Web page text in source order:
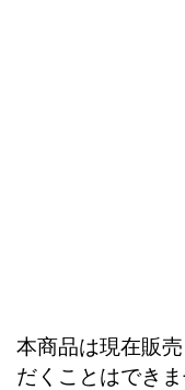
本商品は現在販
だくことはできま